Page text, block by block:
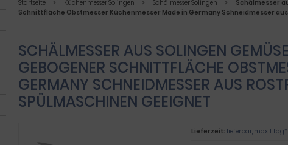
Startseite Küchenmesser Solingen Schälmesser Solingen
Schälmesser
Schnittfläche Obstmesser Küchenmesser Made in Germany Schneidmesser
SCHÄLMESSER AUS SOLINGEN
GEBOGENER SCHNITTFLÄCHE
GERMANY SCHNEIDMESSER AUS
SPÜLMASCHINEN GEEIGNET
Lieferzeit: lieferbar, max. 1 Tag*